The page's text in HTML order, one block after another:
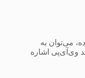
می‌توان به
وی‌آی‌پی اشاره